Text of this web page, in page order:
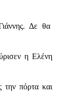
Δε θα
η Ελένη
την πόρτα και